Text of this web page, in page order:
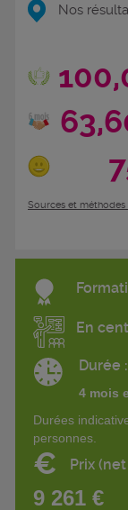
Nos
Sources et
En
Durée :
4 mois
Durées
personnes.
€ Prix
9 261 €